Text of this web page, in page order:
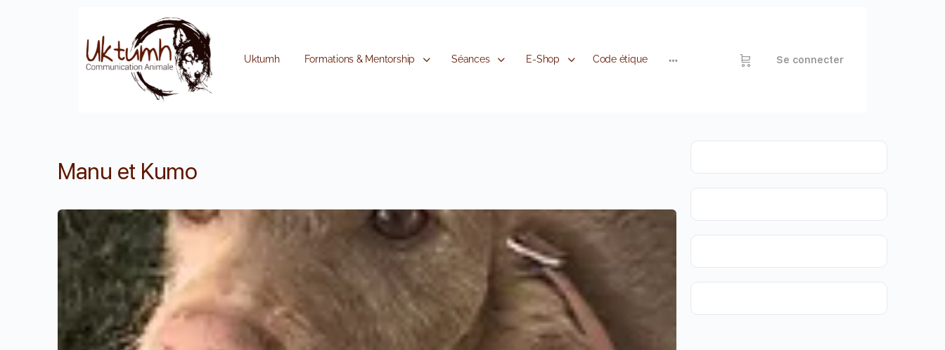
Uktumh Formations & Mentorship Séances E-Shop Code étique Se connecter
Manu et Kumo